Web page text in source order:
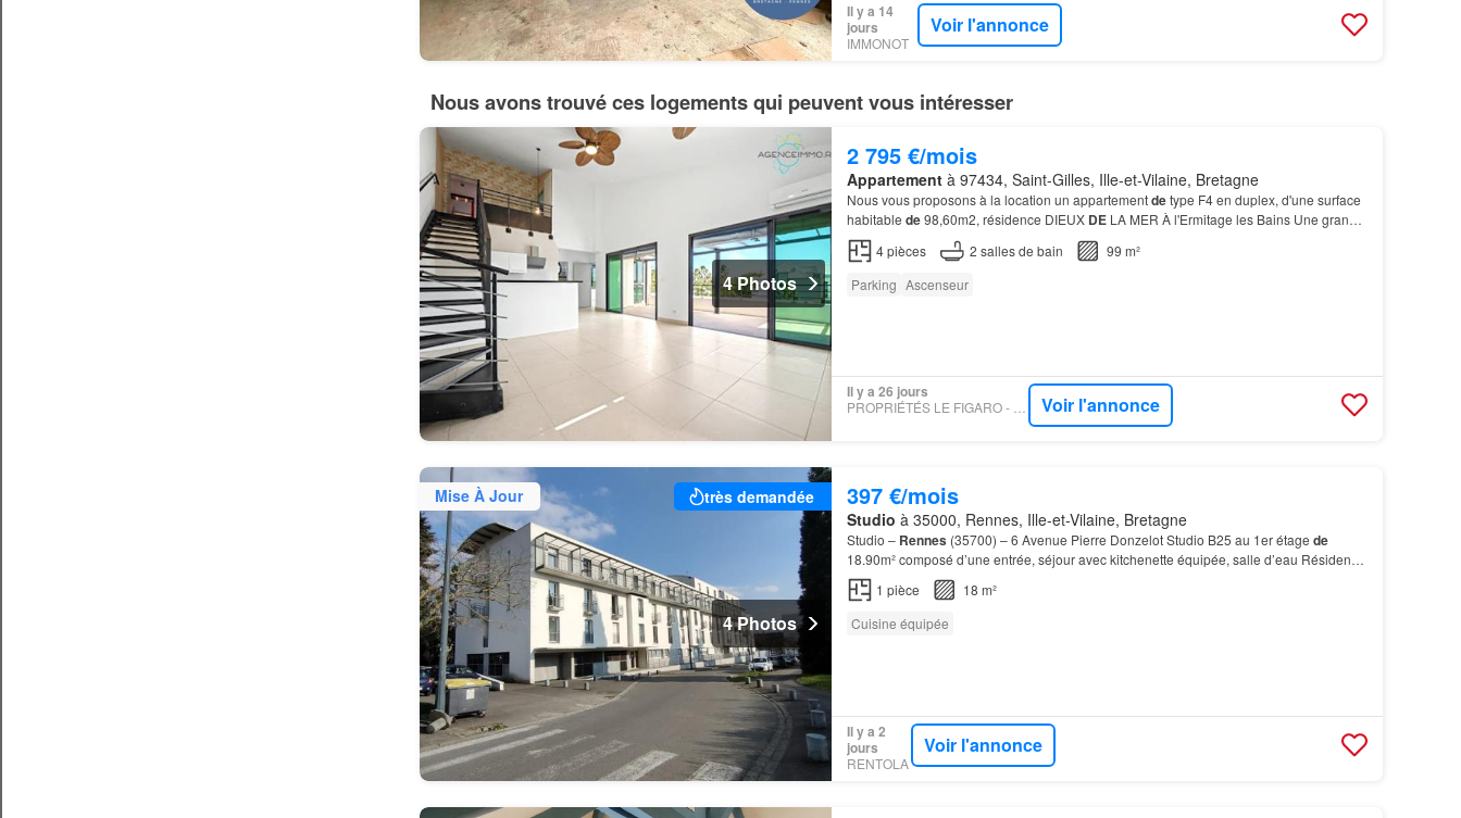
Il y a 14
jours
IMMONOT
Voir l'annonce
Nous avons trouvé ces logements qui peuvent vous intéresser
4 Photos
2 795 €/mois
Appartementà 97434, Saint-Gilles, Ille-et-Vilaine, Bretagne
Nous vous proposons à la location un appartementdetype F4 en duplex, d'une surface
habitable de98,60m2, résidence DIEUX DELA MER À l'Ermitage les Bains Une grande
varangue
22,12m2 permettant un véritable espace
4pièces 2 salles de bain
99 m²
Parking Ascenseur
Il y a 26 jours
PROPRIÉTÉS LE FIGARO - AGENCEIMMO.RE Voir l'annonce
Mise À Jour très demandée
4 Photos
397 €/mois
Studio à 35000, Rennes, Ille-et-Vilaine, Bretagne
Studio – Rennes (35700) – 6 Avenue Pierre Donzelot Studio B25 au 1er étage de
18.90m² composé d’une entrée, séjour avec kitchenette équipée, salle d’eau Résidence
proche du campus
1 pièce
18 m²
Cuisine équipée
Il y a 2
jours
RENTOLA
Voir l'annonce